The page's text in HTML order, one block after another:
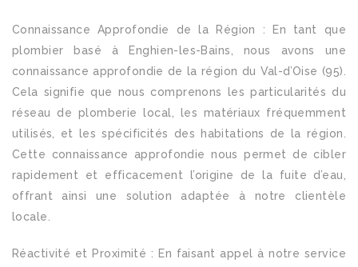
Connaissance Approfondie de la Région : En tant que
plombier basé à Enghien-les-Bains, nous avons une
connaissance approfondie de la région du Val-d’Oise (95).
Cela signifie que nous comprenons les particularités du
réseau de plomberie local, les matériaux fréquemment
utilisés, et les spécificités des habitations de la région.
Cette connaissance approfondie nous permet de cibler
rapidement et efficacement l’origine de la fuite d’eau,
offrant ainsi une solution adaptée à notre clientèle
locale.
Réactivité et Proximité : En faisant appel à notre service